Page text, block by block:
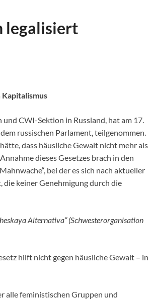
legalisiert
CWI-Sektion in Russland, hat am 17.
russischen Parlament, teilgenommen.
dass häusliche Gewalt nicht mehr als
dieses Gesetzes brach in den
bei der es sich nach aktueller
keiner Genehmigung durch die
Alternativa“ (Schwesterorganisation
hilft nicht gegen häusliche Gewalt – in
alle feministischen Gruppen und